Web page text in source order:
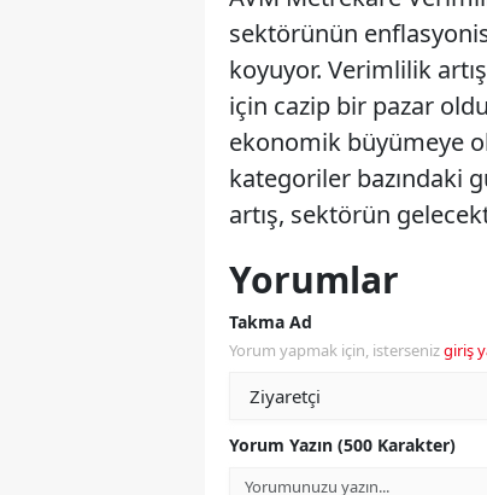
sektörünün
koyuyor. Verimlilik
için cazip bir pazar
ekonomik büyümeye
kategoriler bazındaki
artış, sektörün
Yorumlar
Takma Ad
Yorum yapmak için, istersenizgiriş
Yorum Yazın (500 Karakter)